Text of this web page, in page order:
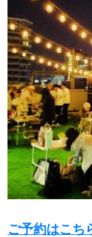
ご予約はこち